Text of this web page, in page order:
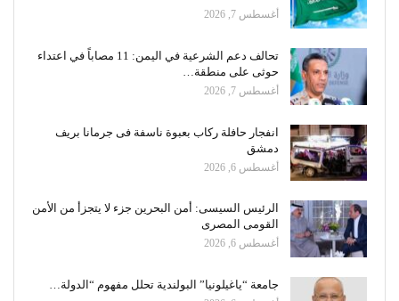
أغسطس 7, 2026
تحالف دعم الشرعية في اليمن: 11 مصاباً في اعتداء
حوثى على منطقة…
أغسطس 7, 2026
انفجار حافلة ركاب بعبوة ناسفة فى جرمانا بريف
دمشق
أغسطس 6, 2026
الرئيس السيسى: أمن البحرين جزء لا يتجزأ من الأمن
القومى المصرى
أغسطس 6, 2026
جامعة “ياغيلونيا” البولندية تحلل مفهوم “الدولة…